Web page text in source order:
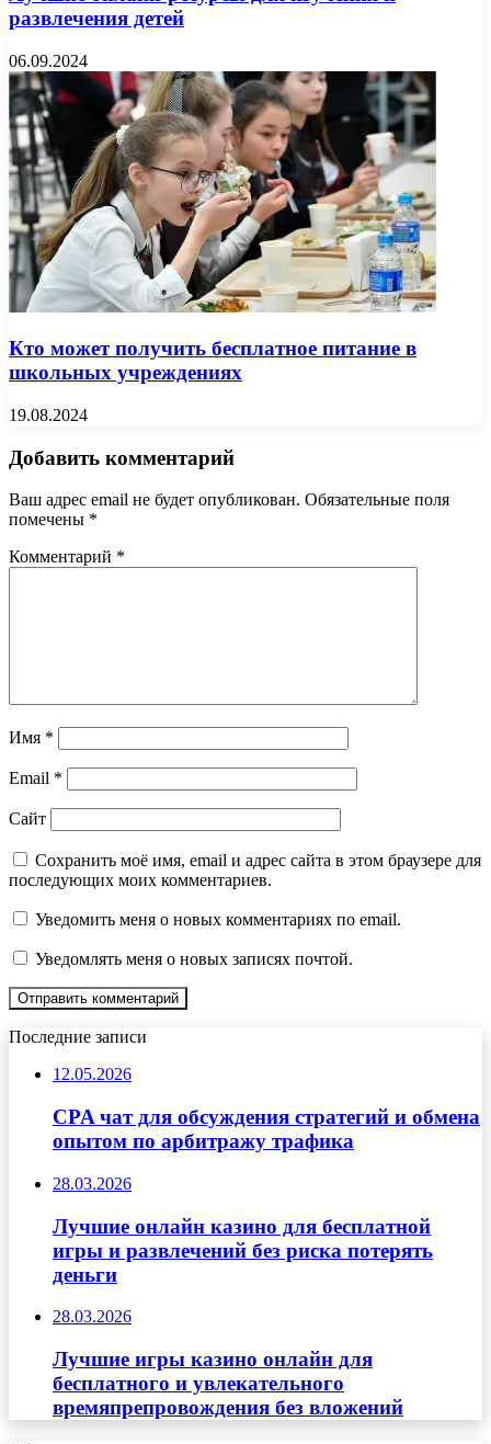
развлечения детей
06.09.2024
Кто может получить бесплатное питание в
школьных учреждениях
19.08.2024
Добавить комментарий
Ваш адрес email не будет опубликован. Обязательные поля
помечены *
Комментарий *
Имя *
Email *
Сайт
Сохранить моё имя, email и адрес сайта в этом браузере для
последующих моих комментариев.
Уведомить меня о новых комментариях по email.
Уведомлять меня о новых записях почтой.
Последние записи
12.05.2026
CPA чат для обсуждения стратегий и обмена
опытом по арбитражу трафика
28.03.2026
Лучшие онлайн казино для бесплатной
игры и развлечений без риска потерять
деньги
28.03.2026
Лучшие игры казино онлайн для
бесплатного и увлекательного
времяпрепровождения без вложений